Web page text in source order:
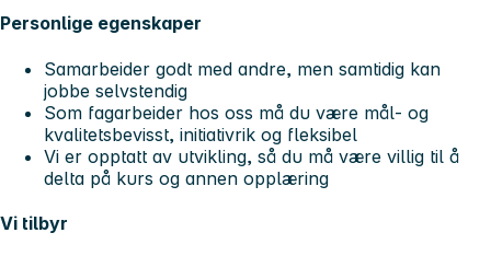
Personlige egenskaper
Samarbeider godt med andre, men samtidig kan
jobbe selvstendig
Som fagarbeider hos oss må du være mål- og
kvalitetsbevisst, initiativrik og fleksibel
Vi er opptatt av utvikling, så du må være villig til å
delta på kurs og annen opplæring
Vi tilbyr